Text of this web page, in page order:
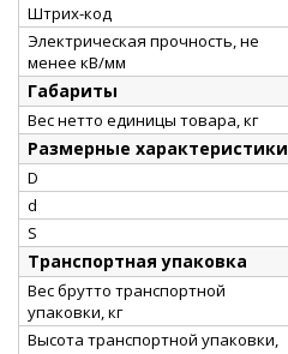
Штрих-код
Электрическая прочность, не
менее кВ/мм
Габариты
Вес нетто единицы товара, кг
Размерные характеристики
D
d
S
Транспортная упаковка
Вес брутто транспортной
упаковки, кг
Высота транспортной упаковки,